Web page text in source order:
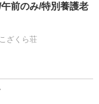
前のみ/特別養護老
ざくら荘